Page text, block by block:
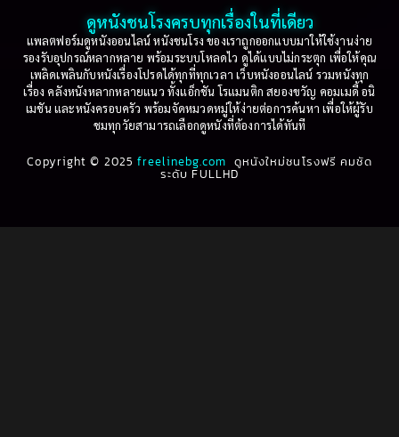
Based on Novel(16)
Betrayal(1)
Biography(3)
2001
2000
1999
1998
1997
1996
1995
1994
1993
1992
1991
1990
ดูหนังชนโรงครบทุกเรื่องในที่เดียว
แพลตฟอร์มดูหนังออนไลน์ หนังชนโรง ของเราถูกออกแบบมาให้ใช้งานง่าย
รองรับอุปกรณ์หลากหลาย พร้อมระบบโหลดไว ดูได้แบบไม่กระตุก เพื่อให้คุณ
เพลิดเพลินกับหนังเรื่องโปรดได้ทุกที่ทุกเวลา เว็บหนังออนไลน์ รวมหนังทุก
เรื่อง คลังหนังหลากหลายแนว ทั้งแอ็กชัน โรแมนติก สยองขวัญ คอมเมดี้ อนิ
เมชัน และหนังครอบครัว พร้อมจัดหมวดหมู่ให้ง่ายต่อการค้นหา เพื่อให้ผู้รับ
ชมทุกวัยสามารถเลือกดูหนังที่ต้องการได้ทันที
Copyright © 2025freelinebg.com ดูหนังใหม่ชนโรงฟรี คมชัด
ระดับ FULLHD